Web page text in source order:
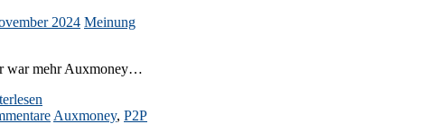
2024 Meinung
war mehr Auxmoney…
Auxmoney, P2P